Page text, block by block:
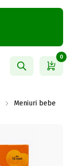
0
Meniuri bebe